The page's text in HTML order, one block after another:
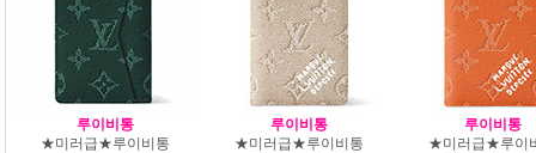
루이비통
★미러급★루이비통
루이비통
★미러급★루이비통
루이비통
★미러급★루이